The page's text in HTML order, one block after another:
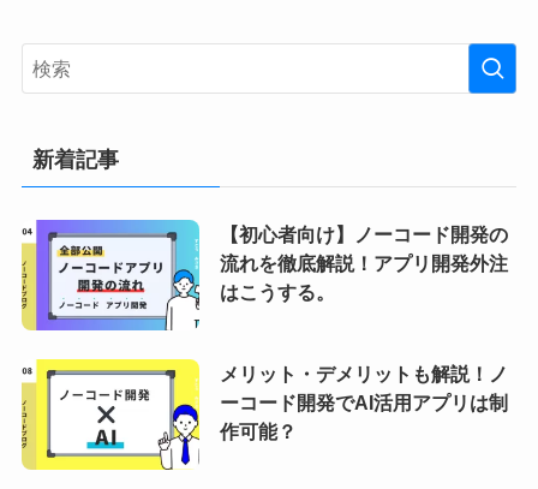
新着記事
【初心者向け】ノーコード開発の
流れを徹底解説！アプリ開発外注
はこうする。
メリット・デメリットも解説！ノ
ーコード開発でAI活用アプリは制
作可能？